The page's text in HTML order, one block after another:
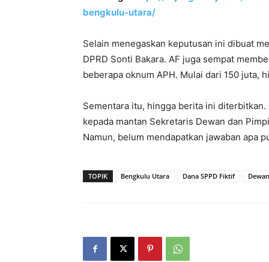
bengkulu-utara/
Selain menegaskan keputusan ini dibuat
DPRD Sonti Bakara. AF juga sempat
beberapa oknum APH. Mulai dari 150 juta,
Sementara itu, hingga berita ini
kepada mantan Sekretaris Dewan dan
Namun, belum mendapatkan jawaban apa
TOPIK Bengkulu Utara Dana SPPD Fiktif Dewan